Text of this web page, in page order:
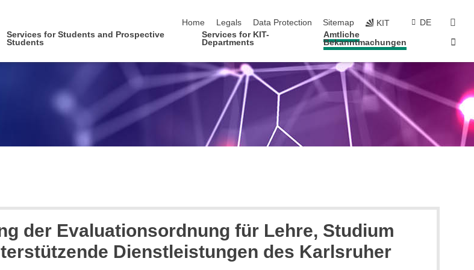
Home
Legals Data Protection Sitemap KIT DE
Services for Students and Prospective
Students
Services for KIT-
Departments
Amtliche
Bekanntmachungen
der Evaluationsordnung für Lehre, Studium
Dienstleistungen des Karlsruher